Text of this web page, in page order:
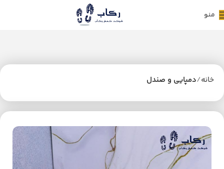
منو
خانه دمپایی و صندل